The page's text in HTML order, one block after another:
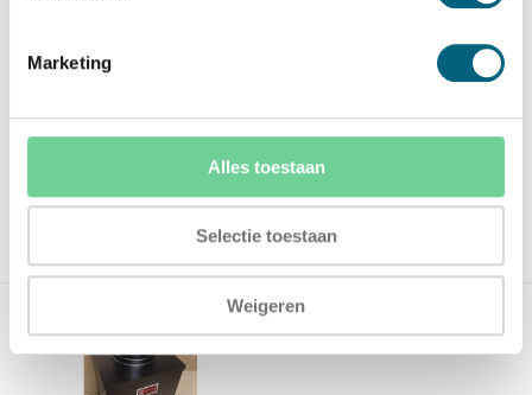
Marketing
Alles toestaan
Selectie toestaan
Weigeren